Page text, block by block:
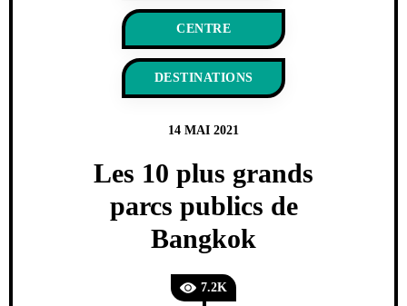
CENTRE
DESTINATIONS
14 MAI 2021
Les 10 plus grands
parcs publics de
Bangkok
7.2K